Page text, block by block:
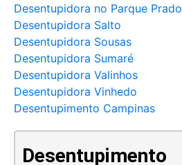
Desentupidora no Parque Prado
Desentupidora Salto
Desentupidora Sousas
Desentupidora Sumaré
Desentupidora Valinhos
Desentupidora Vinhedo
Desentupimento Campinas
Desentupimento